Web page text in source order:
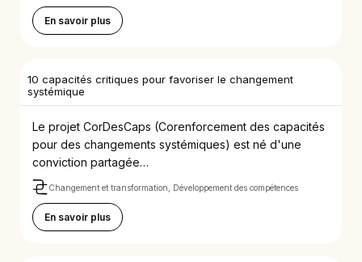
En savoir plus
10 capacités critiques pour favoriser le changement
systémique
Le projet CorDesCaps (Corenforcement des capacités
pour des changements systémiques) est né d'une
conviction partagée…
Changement et transformation, Développement des compétences
En savoir plus